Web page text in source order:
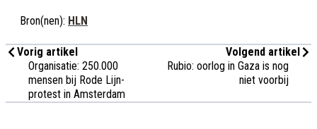
Bron(nen): HLN
Vorig artikel
Organisatie: 250.000
mensen bij Rode Lijn-
protest in Amsterdam
Volgend artikel
Rubio: oorlog in Gaza is nog
niet voorbij